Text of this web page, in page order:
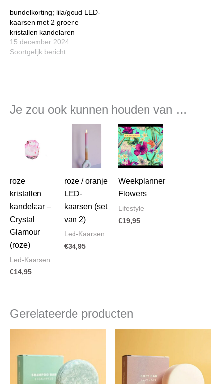
bundelkorting; lila/goud LED-
kaarsen met 2 groene
kristallen kandelaren
15 december 2024
Soortgelijk bericht
Je zou ook kunnen houden van …
roze
kristallen
kandelaar –
Crystal
Glamour
(roze)
Led-Kaarsen
€14,95
roze / oranje
LED-
kaarsen (set
van 2)
Led-Kaarsen
€34,95
Weekplanner
Flowers
Lifestyle
€19,95
Gerelateerde producten